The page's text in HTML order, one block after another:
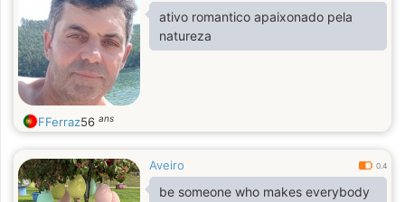
ativo romantico apaixonado pela
natureza
FFerraz56 ans
Aveiro 0.4
be someone who makes everybody